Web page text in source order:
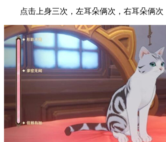
点击上身三次，左耳朵俩次，右耳朵俩次